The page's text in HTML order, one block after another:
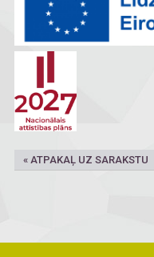
« ATPAKAĻ UZ SARAKSTU